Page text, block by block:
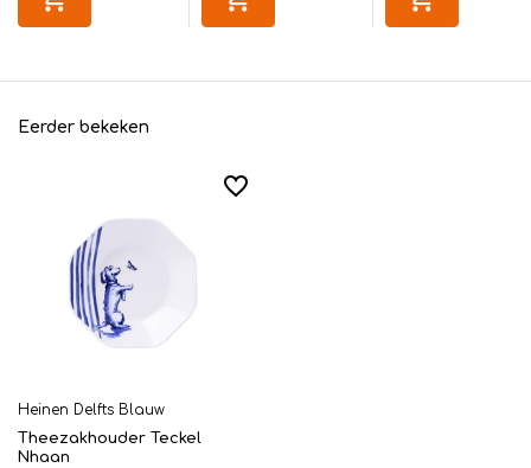
Eerder bekeken
Heinen Delfts Blauw
Theezakhouder Teckel
Nhaan